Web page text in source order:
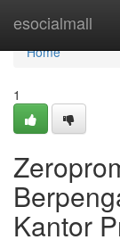
esocialmall
Home
Home
1
Kantor